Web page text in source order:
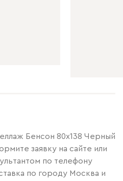
Бенсон 80x138 Черный
заявку на сайте или
по телефону
по городу Москва и